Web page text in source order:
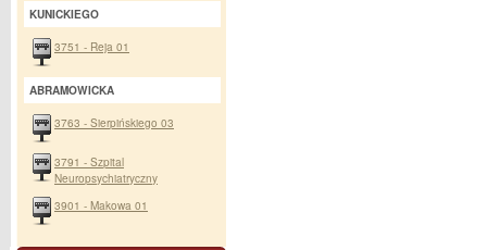
KUNICKIEGO
3751 - Reja 01
ABRAMOWICKA
3763 - Sierpińskiego 03
3791 - Szpital
Neuropsychiatryczny
3901 - Makowa 01